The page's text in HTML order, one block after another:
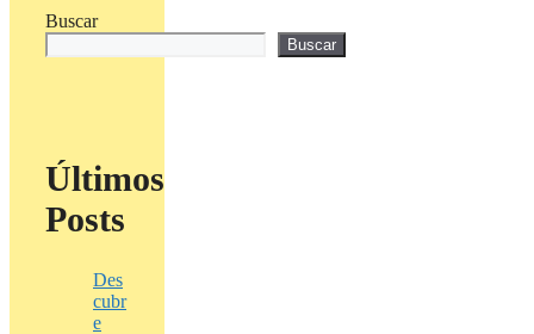
Buscar
Buscar
Últimos
Posts
Des
cubr
e